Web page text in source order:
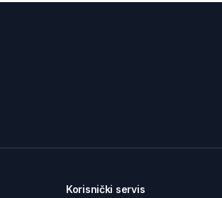
Korisnički servis